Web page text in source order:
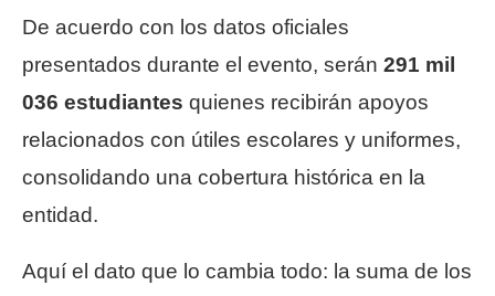
De acuerdo con los datos oficiales
presentados durante el evento, serán 291 mil
036 estudiantes quienes recibirán apoyos
relacionados con útiles escolares y uniformes,
consolidando una cobertura histórica en la
entidad.
Aquí el dato que lo cambia todo: la suma de los